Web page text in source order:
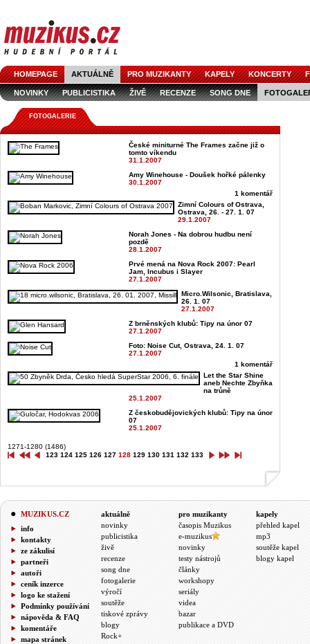
HOMEPAGE AKTUÁLNĚ PRO MUZIKANTY KAPELY KONCERTY
NOVINKY PUBLICISTIKA ŽIVĚ RECENZE SONG DNE
FOTOGALERIE
České miniturné The Frames začne již o
tomto víkendu
31.1.2007
Amy Winehouse - Doušek hořké pálenky
30.1.2007
1 komentář
Zimní Colours of Ostrava,
Ostrava, 26. - 27. 1. 07
29.1.2007
Norah Jones - Na dobrou hudbu není
pozdě
28.1.2007
Prvé mená na Nova Rock 2007: Pearl
Jam, Incubus i Slayer
27.1.2007
Micro.Wilsonic, Bratislava,
26. 1. 07
27.1.2007
Z brněnských klubů: Tipy na únor 07
27.1.2007
Foto: Noise Cut, Ostrava, 24. 1. 07
27.1.2007
1 komentář
Let the Star Shine
aneb Nechte Zbyňka
na trůně
25.1.2007
Z českobudějovických klubů: Tipy na únor
07
25.1.2007
1271-1280 (1486)
123 124 125 126 127 128 129 130 131 132 133
MUZIKUS.CZ
info
kontakty
ze zákulisí
partneři
autoři
ceník inzerce
logo ke stažení
Podmínky používání
nápověda & FAQ
komentáře
mapa stránek
aktuálně
novinky
publicistika
živě
recenze
song dne
fotogalerie
výročí
soutěže
tiskové zprávy
blogy
Rock+
pro muzikanty
časopis Muzikus
e-muzikus
novinky
testy nástrojů
články
workshopy
seriály
videa
bazar
publikace a DVD
kapely
přehled kapel
mp3
soutěže kapel
blogy kapel